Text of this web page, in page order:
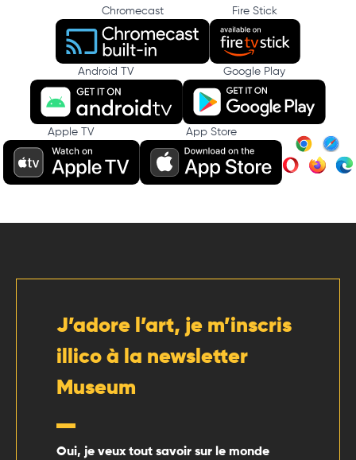
Chromecast Fire Stick
Android TV Google Play
Apple TV App Store
J’adore l’art, je m’inscris
illico à la newsletter
Museum
Oui, je veux tout savoir sur le monde